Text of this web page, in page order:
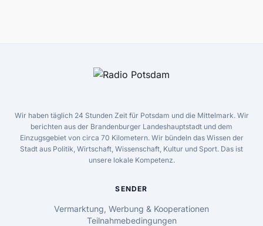
Wir haben täglich 24 Stunden Zeit für Potsdam und die Mittelmark. Wir
berichten aus der Brandenburger Landeshauptstadt und dem
Einzugsgebiet von circa 70 Kilometern. Wir bündeln das Wissen der
Stadt aus Politik, Wirtschaft, Wissenschaft, Kultur und Sport. Das ist
unsere lokale Kompetenz.
SENDER
Vermarktung, Werbung & Kooperationen
Teilnahmebedingungen